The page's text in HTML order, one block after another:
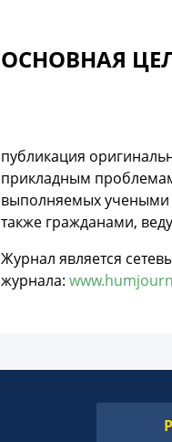
ОСНОВНАЯ
публикация
прикладным
выполняемых учеными
также гражданами,
Журнал является
журнала: